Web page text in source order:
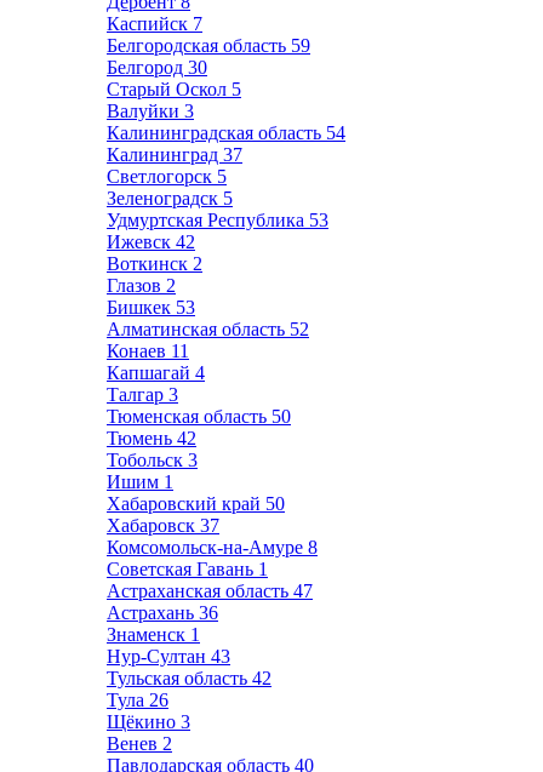
Каспийск 7
Белгородская область 59
Белгород 30
Старый Оскол 5
Валуйки 3
Калининградская область 54
Калининград 37
Светлогорск 5
Зеленоградск 5
Удмуртская Республика 53
Ижевск 42
Воткинск 2
Глазов 2
Бишкек 53
Алматинская область 52
Конаев 11
Капшагай 4
Талгар 3
Тюменская область 50
Тюмень 42
Тобольск 3
Ишим 1
Хабаровский край 50
Хабаровск 37
Комсомольск-на-Амуре 8
Советская Гавань 1
Астраханская область 47
Астрахань 36
Знаменск 1
Нур-Султан 43
Тульская область 42
Тула 26
Щёкино 3
Венев 2
Павлодарская область 40